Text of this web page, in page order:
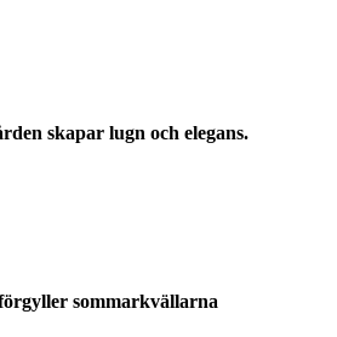
skapar lugn och elegans.
sommarkvällarna